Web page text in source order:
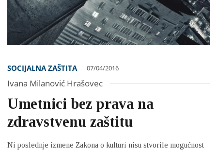
SOCIJALNA ZAŠTITA 07/04/2016
Ivana Milanović Hrašovec
Umetnici bez prava na
zdravstvenu zaštitu
Ni poslednje izmene Zakona o kulturi nisu stvorile mogućnost